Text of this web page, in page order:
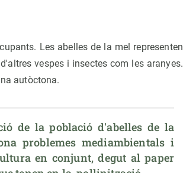
Les abelles de la mel representen
vespes i insectes com les aranyes.
autòctona.
problemes mediambientals i
en conjunt, degut al paper